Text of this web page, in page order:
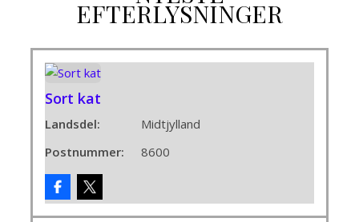
EFTERLYSNINGER
Sort kat
Landsdel:
Midtjylland
Postnummer:
8600